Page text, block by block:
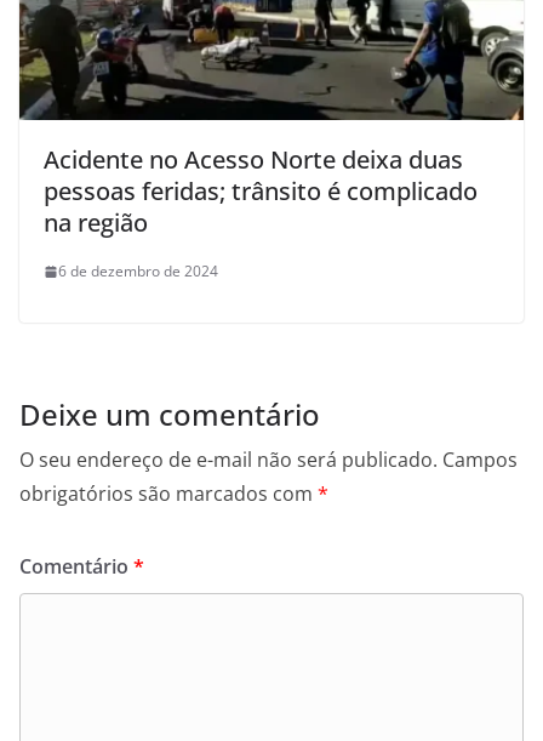
Acidente no Acesso Norte deixa duas
pessoas feridas; trânsito é complicado
na região
6 de dezembro de 2024
Deixe um comentário
O seu endereço de e-mail não será publicado. Campos
obrigatórios são marcados com *
Comentário *